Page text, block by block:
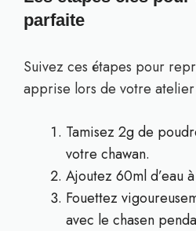
parfaite
Suivez ces étapes pour
apprise lors de votre
Tamisez 2g de
votre chawan.
Ajoutez 60ml d’eau
Fouettez
avec le chasen